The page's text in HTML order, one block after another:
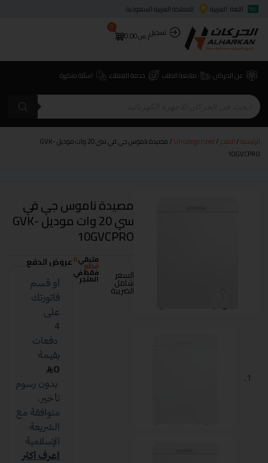
اللغة: العربية
المملكة العربية السعودية
تسجيلر.س0.00
0
عن الحركان متابعة الطلب خدمة العملاء اسئلة متكررة
الرئيسية/المتجر/
Uncategorized
/ مصيدة ناموس جي في سي 20 وات موديل GVK-
10GVCPRO
مصيدة ناموس جي في
سي 20 وات موديل GVK-
10GVCPRO
السعر
شامل
الضريبة
متبقي0
قطع
فقط في
المتجر
عروض الدفع